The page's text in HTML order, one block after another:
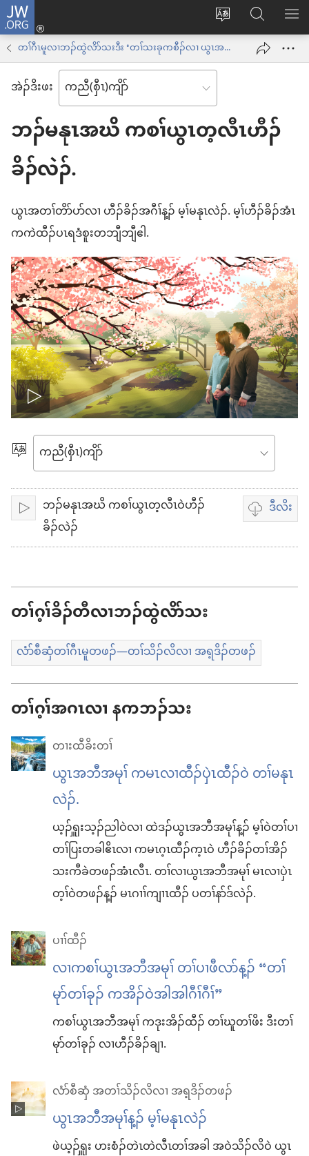
JW.ORG
ဆီ
တ
ကျိာ်
လၢ
ဒိး
ကွၢ်
နုာ်
လီၤ
အိး
ထီၣ်
လၢ
အ
သီ
ဃု
JW.ORGဖျါ​​
တၢ်ဂီၤမူလၢဘၣ်ထွဲလိာ်သးဒီး ‘တၢ်သးခုကစီၣ်လၢ ယွၤအအိၣ်’
အဲၣ်​ဒိး​ဖး
ဘၣ်မနုၤအဃိ ကစၢ်ယွၤတ့လီၤဟီၣ်
ခိၣ်လဲၣ်.
ယွၤအတၢ်တိာ်ပာ်လၢ ဟီၣ်ခိၣ်အဂီၢ်န့ၣ် မ့ၢ်မနုၤလဲၣ်. မ့ၢ်ဟီၣ်ခိၣ်အံၤ
ကကဲထီၣ်ပၤရဒံစူးတဘျီဘျီဧါ.
အိး
ထီၣ်
တၢ်
ဂီၤ
မူ
ဃု​
ကျိာ်
အိး​
ထီၣ်
ဘၣ်မနုၤအဃိ ကစၢ်ယွၤတ့လီၤဝဲဟီၣ်
ခိၣ်လဲၣ်
ဒီလိး
တၢ်
ဃု
တ
တၢ်
ဒီ
မူ
အခါ
တၢ်ဂ့ၢ်ခိၣ်တီလၢဘၣ်ထွဲလိာ်သး
လံာ်စီဆှံတၢ်ဂီၤမူတဖၣ်—တၢ်သိၣ်လိလၢ အရ့ဒိၣ်တဖၣ်
တၢ်ဂ့ၢ်အဂၤလၢ နကဘၣ်သး
တၢးထီခိးတၢ်
ယွၤအဘီအမုၢ် ကမၤလၢထီၣ်ပှဲၤထီၣ်ဝဲ တၢ်မနုၤ
လဲၣ်.
ယ့ၣ်ၡူးသ့ၣ်ညါဝဲလၢ ထဲဒၣ်ယွၤအဘီအမုၢ်န့ၣ် မ့ၢ်ဝဲတၢ်ပၢ
တၢ်ပြးတခါဧိၤလၢ ကမၤဂ့ၤထီၣ်က့ၤဝဲ ဟီၣ်ခိၣ်တၢ်အိၣ်
သးကီခဲတဖၣ်အံၤလီၤ. တၢ်လၢယွၤအဘီအမုၢ် မၤလၢပှဲၤ
တ့ၢ်ဝဲတဖၣ်န့ၣ် မၤဂၢၢ်ကျၢၤထီၣ် ပတၢ်နာ်ဒ်လဲၣ်.
ပၢၢ်ထီၣ်
လၢကစၢ်ယွၤအဘီအမုၢ် တၢ်ပၢဖီလာ်န့ၣ်​ “တၢ်
မုာ်တၢ်ခုၣ်​ ကအိၣ်ဝဲအါအါဂီၢ်ဂီၢ်”
ကစၢ်ယွၤအဘီအမုၢ် ကဒုးအိၣ်ထီၣ်​ တၢ်ဃူတၢ်ဖိး ဒီးတၢ်
မုာ်တၢ်ခုၣ်​ လၢဟီၣ်ခိၣ်ချၢ.
လံာ်စီဆှံ အတၢ်သိၣ်လိလၢ အရ့ဒိၣ်တဖၣ်
ယွၤ​အဘီ​အမုၢ်​န့ၣ်​ မ့ၢ်​မနုၤ​လဲၣ်
ဖဲ​ယ့ၣ်ၡူး ဟး​စံၣ်တဲၤ​တဲလီၤ​တၢ်​အခါ အဝဲ​သိၣ်လိ​ဝဲ ယွၤ​